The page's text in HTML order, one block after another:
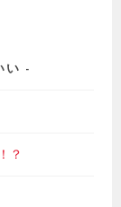
い
？